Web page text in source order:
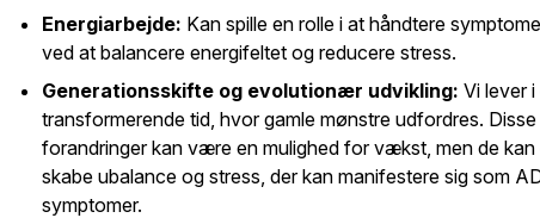
Energiarbejde: Kan spille en rolle i at håndtere
ved at balancere energifeltet og reducere stress.
Generationsskifte og evolutionær udvikling: Vi lever i
transformerende tid, hvor gamle mønstre udfordres. Disse
forandringer kan være en mulighed for vækst, men de kan
skabe ubalance og stress, der kan manifestere sig som
symptomer.